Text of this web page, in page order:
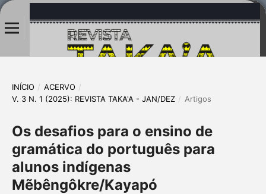
INÍCIO / ACERVO /
V. 3 N. 1 (2025): REVISTA TAKA'A - JAN/DEZ / Artigos
Os desafios para o ensino de
gramática do português para
alunos indígenas
Mẽbêngôkre/Kayapó